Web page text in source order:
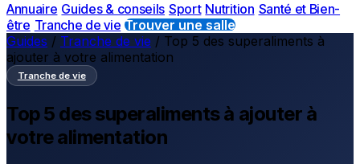
Annuaire Guides & conseils Sport Nutrition Santé et Bien-
être Tranche de vie Trouver une salle
Guides / Tranche de vie / Top 5 des superaliments à
ajouter à votre alimentation
Tranche de vie
Top 5 des superaliments à ajouter à
votre alimentation